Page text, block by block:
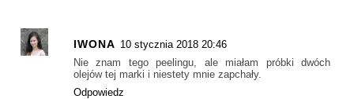
IWONA 10 stycznia 2018 20:46
Nie znam tego peelingu, ale miałam próbki dwóch
olejów tej marki i niestety mnie zapchały.
Odpowiedz